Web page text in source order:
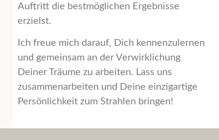
Auftritt die bestmöglichen Ergebnisse
erzielst.
Ich freue mich darauf, Dich kennenzulernen
und gemeinsam an der Verwirklichung
Deiner Träume zu arbeiten. Lass uns
zusammenarbeiten und Deine einzigartige
Persönlichkeit zum Strahlen bringen!